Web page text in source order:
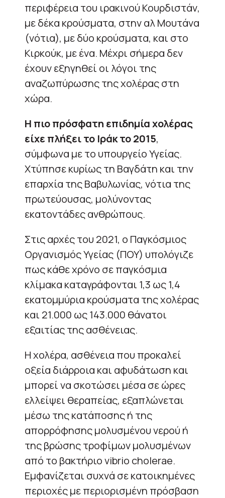
περιφέρεια του ιρακινού Κουρδιστάν,
με δέκα κρούσματα, στην αλ Μουτάνα
(νότια), με δύο κρούσματα, και στο
Κιρκούκ, με ένα. Μέχρι σήμερα δεν
έχουν εξηγηθεί οι λόγοι της
αναζωπύρωσης της χολέρας στη
χώρα.
Η πιο πρόσφατη επιδημία χολέρας
είχε πλήξει το Ιράκ το 2015,
σύμφωνα με το υπουργείο Υγείας.
Χτύπησε κυρίως τη Βαγδάτη και την
επαρχία της Βαβυλωνίας, νότια της
πρωτεύουσας, μολύνοντας
εκατοντάδες ανθρώπους.
Στις αρχές του 2021, ο Παγκόσμιος
Οργανισμός Υγείας (ΠΟΥ) υπολόγιζε
πως κάθε χρόνο σε παγκόσμια
κλίμακα καταγράφονται 1,3 ως 1,4
εκατομμύρια κρούσματα της χολέρας
και 21.000 ως 143.000 θάνατοι
εξαιτίας της ασθένειας.
Η χολέρα, ασθένεια που προκαλεί
οξεία διάρροια και αφυδάτωση και
μπορεί να σκοτώσει μέσα σε ώρες
ελλείψει θεραπείας, εξαπλώνεται
μέσω της κατάποσης ή της
απορρόφησης μολυσμένου νερού ή
της βρώσης τροφίμων μολυσμένων
από το βακτήριο vibrio cholerae.
Εμφανίζεται συχνά σε κατοικημένες
περιοχές με περιορισμένη πρόσβαση